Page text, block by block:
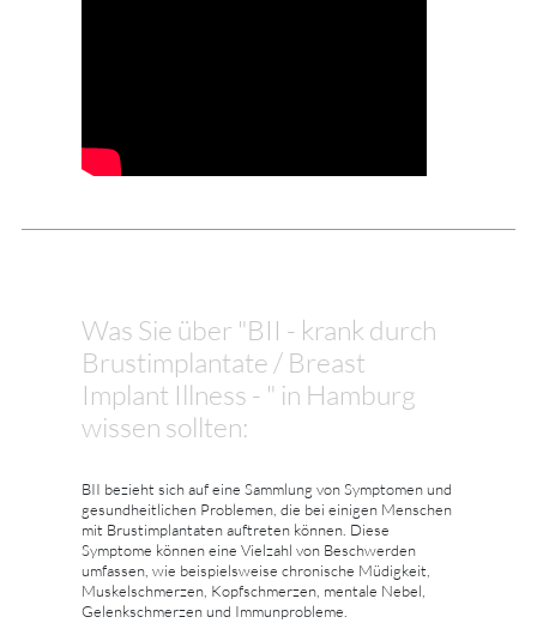
Was Sie über "BII - krank durch
Brustimplantate / Breast
Implant Illness - " in Hamburg
wissen sollten:
BII bezieht sich auf eine Sammlung von Symptomen und
gesundheitlichen Problemen, die bei einigen Menschen
mit Brustimplantaten auftreten können. Diese
Symptome können eine Vielzahl von Beschwerden
umfassen, wie beispielsweise chronische Müdigkeit,
Muskelschmerzen, Kopfschmerzen, mentale Nebel,
Gelenkschmerzen und Immunprobleme.